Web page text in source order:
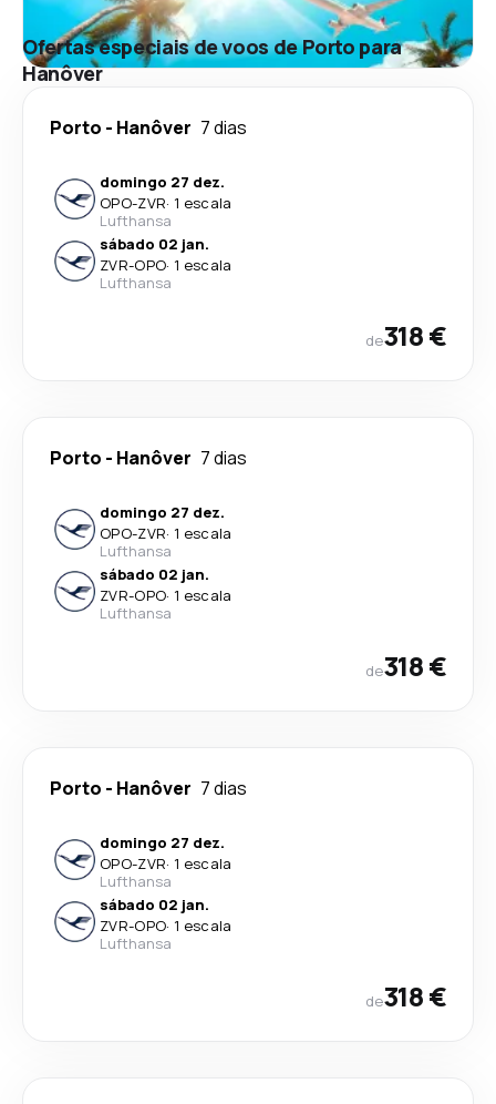
Ofertas especiais de voos de Porto para
Hanôver
Porto - Hanôver 7 dias
domingo 27 dez.
OPO-ZVR· 1 escala
Lufthansa
sábado 02 jan.
ZVR-OPO· 1 escala
Lufthansa
de318 €
Porto - Hanôver 7 dias
domingo 27 dez.
OPO-ZVR· 1 escala
Lufthansa
sábado 02 jan.
ZVR-OPO· 1 escala
Lufthansa
de318 €
Porto - Hanôver 7 dias
domingo 27 dez.
OPO-ZVR· 1 escala
Lufthansa
sábado 02 jan.
ZVR-OPO· 1 escala
Lufthansa
de318 €